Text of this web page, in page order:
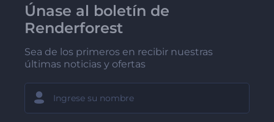
Únase al boletín de
Renderforest
Sea de los primeros en recibir nuestras
últimas noticias y ofertas